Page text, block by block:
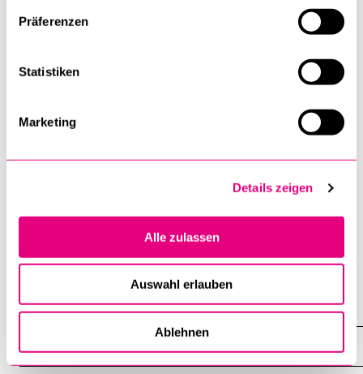
Präferenzen
Statistiken
Marketing
Details zeigen
Alle zulassen
Auswahl erlauben
Ablehnen
Liturgie­wissenschaft
Forschung
Welt?» Institutio und Missio in Einsetzungsfeiern in der
schmückendes Beiwerk? Zur Bedeutung liturgischer
Laiendienste» an der Ludwig-Maximilian-Universität
liturgischen Formaten. Frauen und Laien in
religionsverbindenden Feiern» (Vortrag auf der